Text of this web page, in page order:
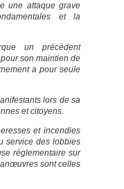
une attaque grave
et la
un précédent
son maintien de
a pour seule
lors de sa
et citoyens.
et incendies
service des lobbies
réglementaire sur
sont celles